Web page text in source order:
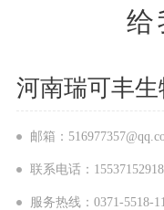
给
河南瑞可丰生
邮箱：
联系电话：
服务热线：0371-5518-